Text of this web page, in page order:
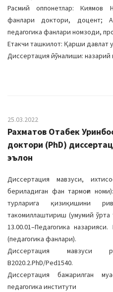
Расмий оппонетлар: Киямов
фанлари доктори, доцент;
педагогика фанлари номзоди,
Етакчи ташкилот: Қарши давлат
Диссертация йўналиши: назарий
25.03.2022
Рахматов Отабек
доктори (PhD)
эълон
Диссертация мавзуси,
бериладиган фан тармоғи
турларига қизиқишини
такомиллаштириш (умумий ўрта
13.00.01–Педагогика
(педагогика фанлари).
Диссертация мавзуси
В2020.2.PhD/Ped1540.
Диссертация бажарилган
педагогика институти